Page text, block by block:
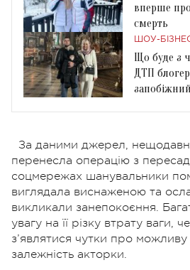
вперше
смерть
ШОУ-
Що буде з
ДТП
За даними джерел,
перенесла операцію з
соцмережах шанувальники
виглядала виснаженою та
викликали занепокоєння.
увагу на її різку втрату ваги,
з’являтися чутки про
залежність акторки.